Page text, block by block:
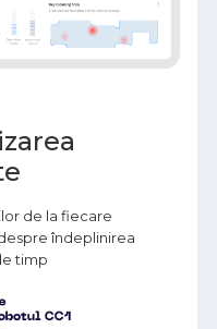
de la fiecare
îndeplinirea
timp